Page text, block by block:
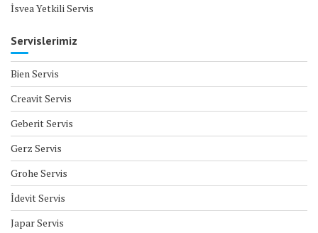
İsvea Yetkili Servis
Servislerimiz
Bien Servis
Creavit Servis
Geberit Servis
Gerz Servis
Grohe Servis
İdevit Servis
Japar Servis